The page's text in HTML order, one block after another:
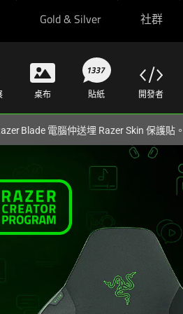
Gold & Silver 社群
桌布 貼紙 開發者
Blade 電腦仲送埋 Razer Skin 保護貼。